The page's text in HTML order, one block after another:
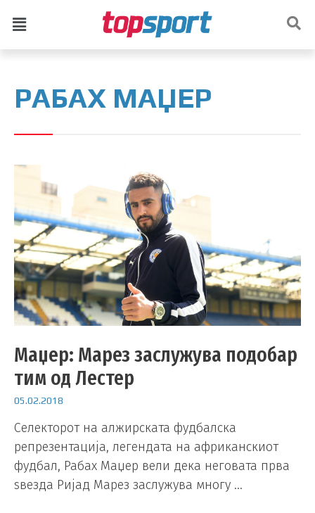
РАБАХ МАЏЕР
Маџер: Марез заслужува подобар
тим од Лестер
05.02.2018
Селекторот на алжирската фудбалска
репрезентација, легендата на африканскиот
фудбал, Рабах Маџер вели дека неговата прва
ѕвезда Ријад Марез заслужува многу …